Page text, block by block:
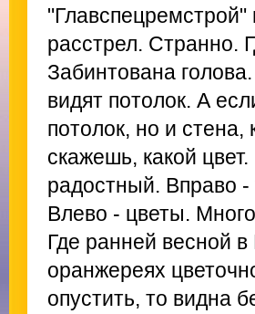
расстрел. Странно.
Забинтована
видят потолок. А
потолок, но и
скажешь, какой
радостный. Вправо -
Влево - цветы.
Где ранней весной
оранжереях
опустить, то видна